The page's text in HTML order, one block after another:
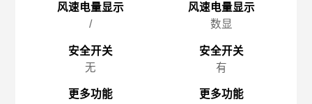
风速电量显示
/
安全开关
无
更多功能
风速电量显示
数显
安全开关
有
更多功能